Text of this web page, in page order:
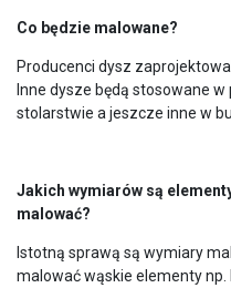
Co będzie malowane?
Producenci dysz
Inne dysze będą stosowane
stolarstwie a jeszcze inne w
Jakich wymiarów są
malować?
Istotną sprawą są wymiary
malować wąskie elementy